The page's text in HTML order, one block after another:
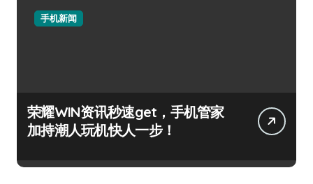
手机新闻
荣耀WIN资讯秒速get，手机管家
加持潮人玩机快人一步！